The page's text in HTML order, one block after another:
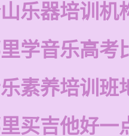
乐器培训机
学音乐高考
素养培训班
买吉他好一